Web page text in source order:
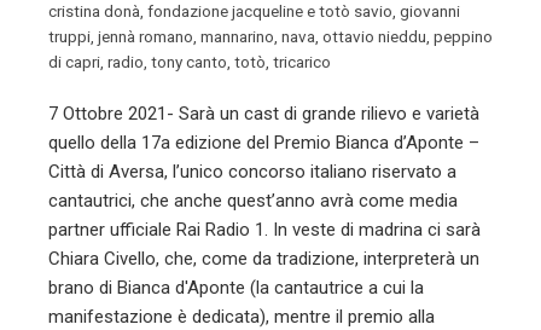
cristina donà, fondazione jacqueline e totò savio, giovanni
truppi, jennà romano, mannarino, nava, ottavio nieddu, peppino
di capri, radio, tony canto, totò, tricarico
7 Ottobre 2021- Sarà un cast di grande rilievo e varietà
quello della 17a edizione del Premio Bianca d’Aponte –
Città di Aversa, l’unico concorso italiano riservato a
cantautrici, che anche quest’anno avrà come media
partner ufficiale Rai Radio 1. In veste di madrina ci sarà
Chiara Civello, che, come da tradizione, interpreterà un
brano di Bianca d'Aponte (la cantautrice a cui la
manifestazione è dedicata), mentre il premio alla